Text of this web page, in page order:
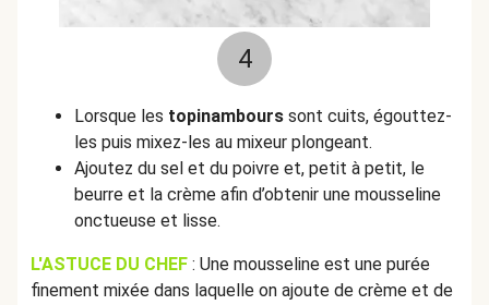
4
Lorsque les topinambours sont cuits, égouttez-
les puis mixez-les au mixeur plongeant.
Ajoutez du sel et du poivre et, petit à petit, le
beurre et la crème afin d’obtenir une mousseline
onctueuse et lisse.
L'ASTUCE DU CHEF : Une mousseline est une purée
finement mixée dans laquelle on ajoute de crème et de